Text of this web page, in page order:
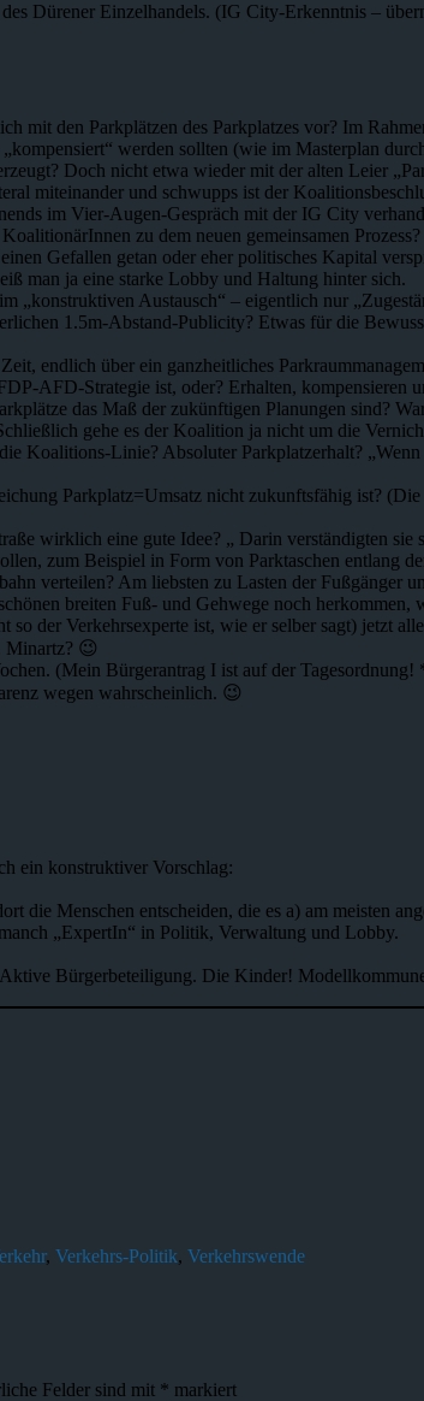
Dürener Einzelhandels. (IG City-Erkenntnis –
mit den Parkplätzen des Parkplatzes vor? Im
werden sollten (wie im Masterplan
Doch nicht etwa wieder mit der alten Leier
miteinander und schwupps ist der
im Vier-Augen-Gespräch mit der IG City
zu dem neuen gemeinsamen Prozess?
Gefallen getan oder eher politisches Kapital
man ja eine starke Lobby und Haltung hinter sich.
„konstruktiven Austausch“ – eigentlich nur
1.5m-Abstand-Publicity? Etwas für die
endlich über ein ganzheitliches
AFD-Strategie ist, oder? Erhalten, kompensieren
das Maß der zukünftigen Planungen sind?
gehe es der Koalition ja nicht um die
Koalitions-Linie? Absoluter Parkplatzerhalt?
Parkplatz=Umsatz nicht zukunftsfähig ist?
wirklich eine gute Idee? „ Darin verständigten
zum Beispiel in Form von Parktaschen
verteilen? Am liebsten zu Lasten der Fußgänger
breiten Fuß- und Gehwege noch
der Verkehrsexperte ist, wie er selber sagt) jetzt
Minartz? 😉
(Mein Bürgerantrag I ist auf der
wegen wahrscheinlich. 😉
ein konstruktiver Vorschlag:
die Menschen entscheiden, die es a) am meisten
„ExpertIn“ in Politik, Verwaltung und Lobby.
Bürgerbeteiligung. Die Kinder!
, Verkehrs-Politik, Verkehrswende
Felder sind mit * markiert